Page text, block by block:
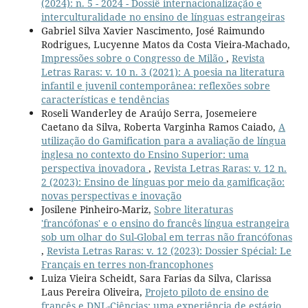
(2024): n. 5 - 2024 - Dossiê internacionalização e
interculturalidade no ensino de línguas estrangeiras
Gabriel Silva Xavier Nascimento, José Raimundo
Rodrigues, Lucyenne Matos da Costa Vieira-Machado,
Impressões sobre o Congresso de Milão , Revista
Letras Raras: v. 10 n. 3 (2021): A poesia na literatura
infantil e juvenil contemporânea: reflexões sobre
características e tendências
Roseli Wanderley de Araújo Serra, Josemeiere
Caetano da Silva, Roberta Varginha Ramos Caiado, A
utilização do Gamification para a avaliação de língua
inglesa no contexto do Ensino Superior: uma
perspectiva inovadora , Revista Letras Raras: v. 12 n.
2 (2023): Ensino de línguas por meio da gamificação:
novas perspectivas e inovação
Josilene Pinheiro-Mariz, Sobre literaturas
'francófonas' e o ensino do francês língua estrangeira
sob um olhar do Sul-Global em terras não francófonas
, Revista Letras Raras: v. 12 (2023): Dossier Spécial: Le
Français en terres non-francophones
Luiza Vieira Scheidt, Sara Farias da Silva, Clarissa
Laus Pereira Oliveira, Projeto piloto de ensino de